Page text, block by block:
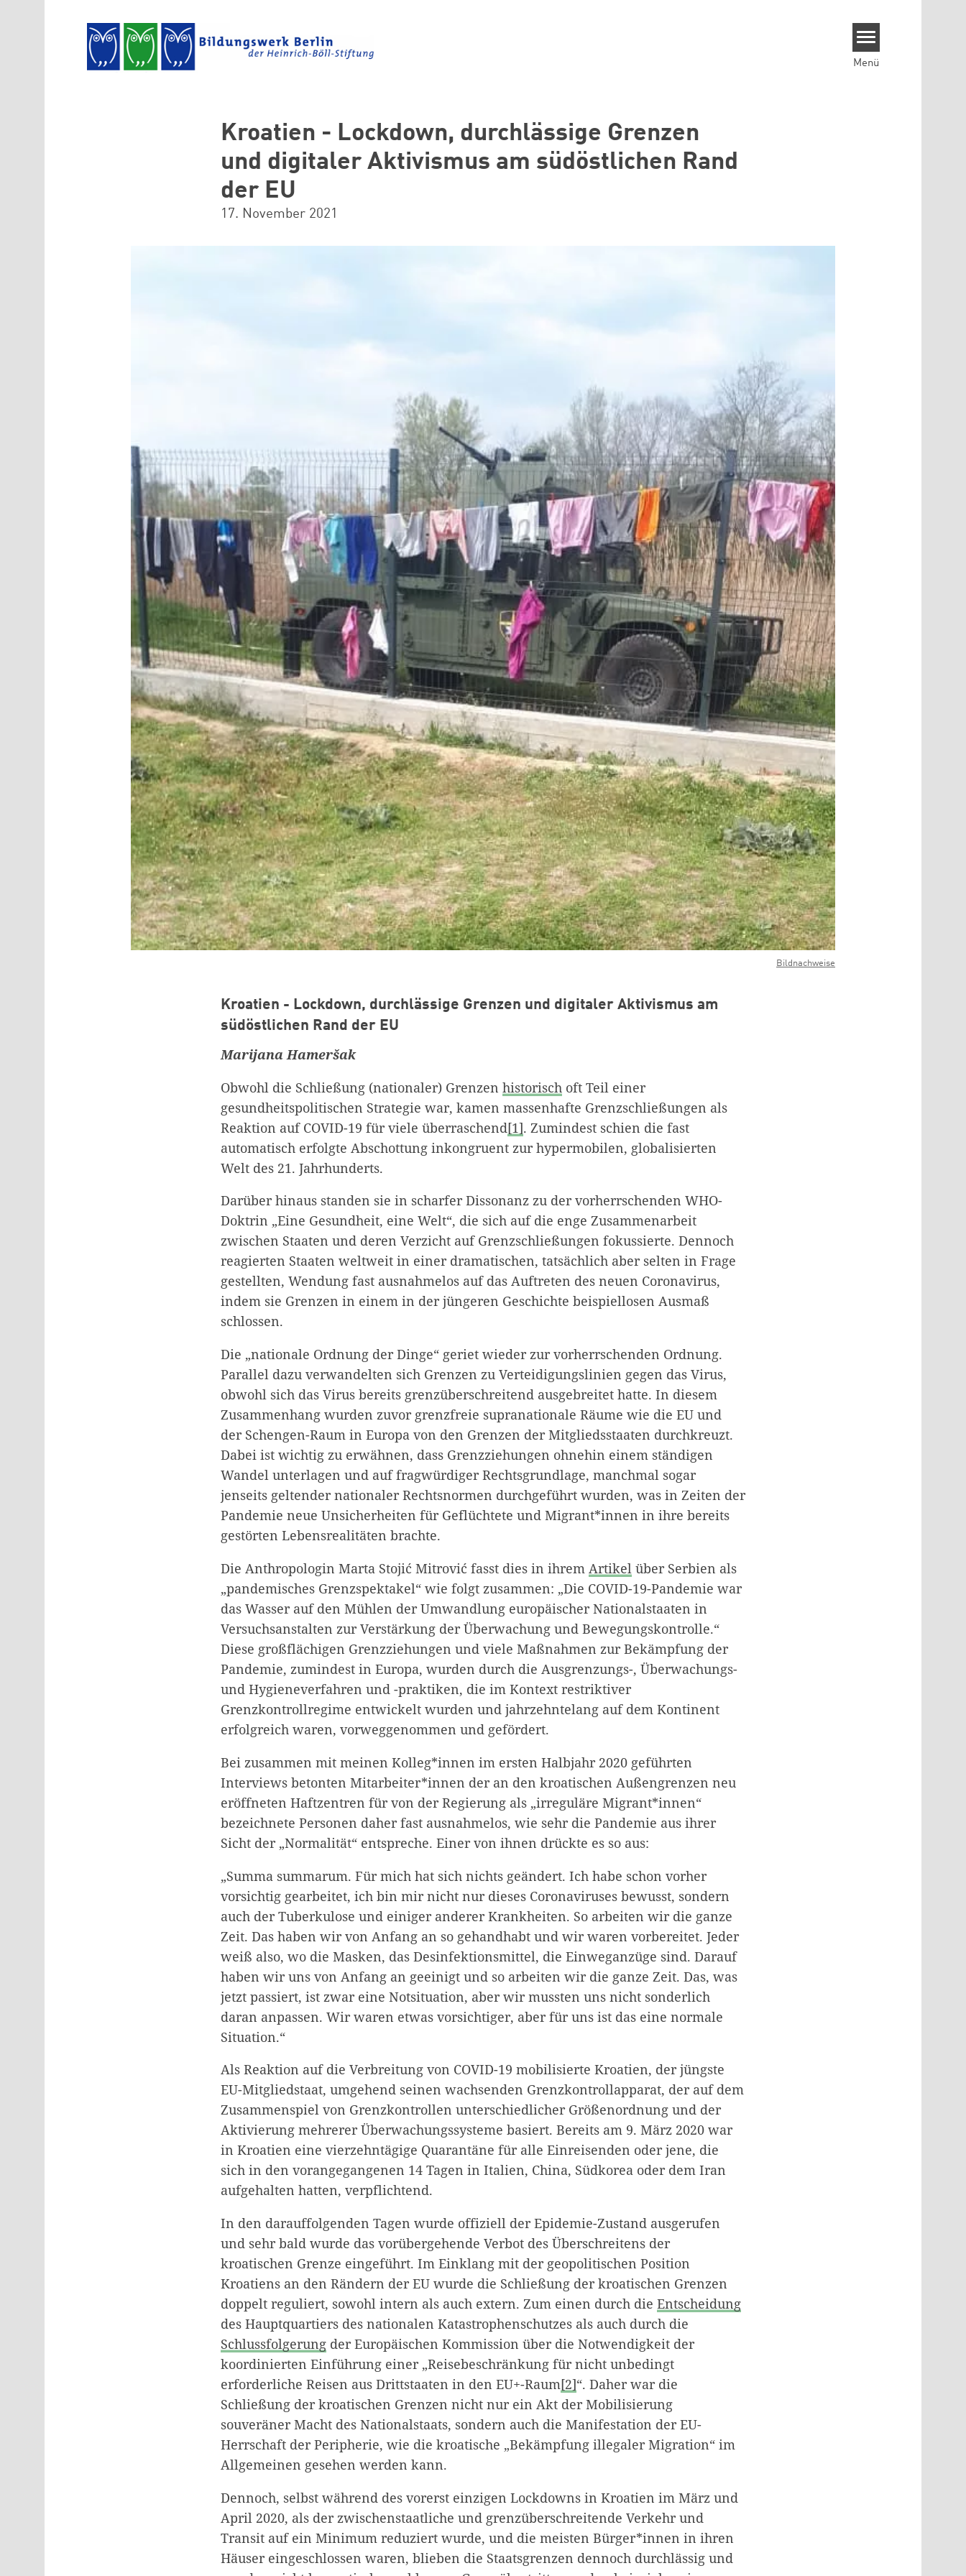
Menü
Kroatien - Lockdown, durchlässige Grenzen
und digitaler Aktivismus am südöstlichen Rand
der EU
17. November 2021
Bildnachweise
Kroatien - Lockdown, durchlässige Grenzen und digitaler Aktivismus am
südöstlichen Rand der EU
Marijana Hameršak
Obwohl die Schließung (nationaler) Grenzen historisch oft Teil einer
gesundheitspolitischen Strategie war, kamen massenhafte Grenzschließungen als
Reaktion auf COVID-19 für viele überraschend[1]. Zumindest schien die fast
automatisch erfolgte Abschottung inkongruent zur hypermobilen, globalisierten
Welt des 21. Jahrhunderts.
Darüber hinaus standen sie in scharfer Dissonanz zu der vorherrschenden WHO-
Doktrin „Eine Gesundheit, eine Welt“, die sich auf die enge Zusammenarbeit
zwischen Staaten und deren Verzicht auf Grenzschließungen fokussierte. Dennoch
reagierten Staaten weltweit in einer dramatischen, tatsächlich aber selten in Frage
gestellten, Wendung fast ausnahmelos auf das Auftreten des neuen Coronavirus,
indem sie Grenzen in einem in der jüngeren Geschichte beispiellosen Ausmaß
schlossen.
Die „nationale Ordnung der Dinge“ geriet wieder zur vorherrschenden Ordnung.
Parallel dazu verwandelten sich Grenzen zu Verteidigungslinien gegen das Virus,
obwohl sich das Virus bereits grenzüberschreitend ausgebreitet hatte. In diesem
Zusammenhang wurden zuvor grenzfreie supranationale Räume wie die EU und
der Schengen-Raum in Europa von den Grenzen der Mitgliedsstaaten durchkreuzt.
Dabei ist wichtig zu erwähnen, dass Grenzziehungen ohnehin einem ständigen
Wandel unterlagen und auf fragwürdiger Rechtsgrundlage, manchmal sogar
jenseits geltender nationaler Rechtsnormen durchgeführt wurden, was in Zeiten der
Pandemie neue Unsicherheiten für Geflüchtete und Migrant*innen in ihre bereits
gestörten Lebensrealitäten brachte.
Die Anthropologin Marta Stojić Mitrović fasst dies in ihrem Artikel über Serbien als
„pandemisches Grenzspektakel“ wie folgt zusammen: „Die COVID-19-Pandemie war
das Wasser auf den Mühlen der Umwandlung europäischer Nationalstaaten in
Versuchsanstalten zur Verstärkung der Überwachung und Bewegungskontrolle.“
Diese großflächigen Grenzziehungen und viele Maßnahmen zur Bekämpfung der
Pandemie, zumindest in Europa, wurden durch die Ausgrenzungs-, Überwachungs-
und Hygieneverfahren und -praktiken, die im Kontext restriktiver
Grenzkontrollregime entwickelt wurden und jahrzehntelang auf dem Kontinent
erfolgreich waren, vorweggenommen und gefördert.
Bei zusammen mit meinen Kolleg*innen im ersten Halbjahr 2020 geführten
Interviews betonten Mitarbeiter*innen der an den kroatischen Außengrenzen neu
eröffneten Haftzentren für von der Regierung als „irreguläre Migrant*innen“
bezeichnete Personen daher fast ausnahmelos, wie sehr die Pandemie aus ihrer
Sicht der „Normalität“ entspreche. Einer von ihnen drückte es so aus:
„Summa summarum. Für mich hat sich nichts geändert. Ich habe schon vorher
vorsichtig gearbeitet, ich bin mir nicht nur dieses Coronaviruses bewusst, sondern
auch der Tuberkulose und einiger anderer Krankheiten. So arbeiten wir die ganze
Zeit. Das haben wir von Anfang an so gehandhabt und wir waren vorbereitet. Jeder
weiß also, wo die Masken, das Desinfektionsmittel, die Einweganzüge sind. Darauf
haben wir uns von Anfang an geeinigt und so arbeiten wir die ganze Zeit. Das, was
jetzt passiert, ist zwar eine Notsituation, aber wir mussten uns nicht sonderlich
daran anpassen. Wir waren etwas vorsichtiger, aber für uns ist das eine normale
Situation.“
Als Reaktion auf die Verbreitung von COVID-19 mobilisierte Kroatien, der jüngste
EU-Mitgliedstaat, umgehend seinen wachsenden Grenzkontrollapparat, der auf dem
Zusammenspiel von Grenzkontrollen unterschiedlicher Größenordnung und der
Aktivierung mehrerer Überwachungssysteme basiert. Bereits am 9. März 2020 war
in Kroatien eine vierzehntägige Quarantäne für alle Einreisenden oder jene, die
sich in den vorangegangenen 14 Tagen in Italien, China, Südkorea oder dem Iran
aufgehalten hatten, verpflichtend.
In den darauffolgenden Tagen wurde offiziell der Epidemie-Zustand ausgerufen
und sehr bald wurde das vorübergehende Verbot des Überschreitens der
kroatischen Grenze eingeführt. Im Einklang mit der geopolitischen Position
Kroatiens an den Rändern der EU wurde die Schließung der kroatischen Grenzen
doppelt reguliert, sowohl intern als auch extern. Zum einen durch die Entscheidung
des Hauptquartiers des nationalen Katastrophenschutzes als auch durch die
Schlussfolgerung der Europäischen Kommission über die Notwendigkeit der
koordinierten Einführung einer „Reisebeschränkung für nicht unbedingt
erforderliche Reisen aus Drittstaaten in den EU+-Raum[2]“. Daher war die
Schließung der kroatischen Grenzen nicht nur ein Akt der Mobilisierung
souveräner Macht des Nationalstaats, sondern auch die Manifestation der EU-
Herrschaft der Peripherie, wie die kroatische „Bekämpfung illegaler Migration“ im
Allgemeinen gesehen werden kann.
Dennoch, selbst während des vorerst einzigen Lockdowns in Kroatien im März und
April 2020, als der zwischenstaatliche und grenzüberschreitende Verkehr und
Transit auf ein Minimum reduziert wurde, und die meisten Bürger*innen in ihren
Häuser eingeschlossen waren, blieben die Staatsgrenzen dennoch durchlässig und